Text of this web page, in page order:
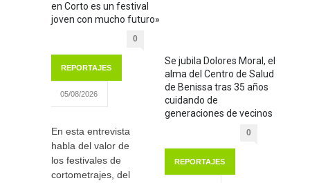
en Corto es un festival
joven con mucho futuro»
0
REPORTAJES
05/08/2026
En esta entrevista
habla del valor de
los festivales de
cortometrajes, del
Se jubila Dolores Moral, el
alma del Centro de Salud
de Benissa tras 35 años
cuidando de
generaciones de vecinos
0
REPORTAJES